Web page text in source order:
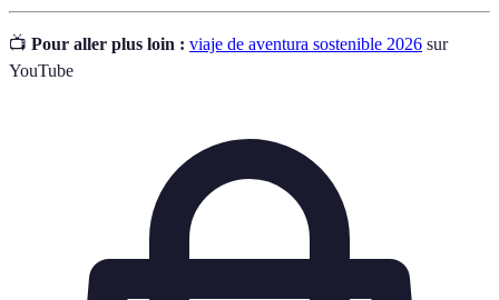
📺 Pour aller plus loin : viaje de aventura sostenible 2026 sur
YouTube